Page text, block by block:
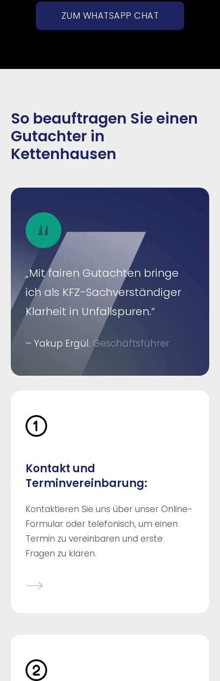
ZUM WHATSAPP CHAT
So beauftragen Sie einen
Gutachter in
Kettenhausen
„Mit fairen Gutachten bringe
ich als KFZ-Sachverständiger
Klarheit in Unfallspuren.“
– Yakup Ergül. Geschäftsführer
Kontakt und
Terminvereinbarung:
Kontaktieren Sie uns über unser Online-
Formular oder telefonisch, um einen
Termin zu vereinbaren und erste
Fragen zu klären.